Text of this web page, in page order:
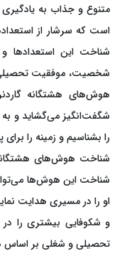
متنوع و جذاب به یادگیری
است که سرشار از
شناخت این استعدادها
شخصیت، موفقیت تحصیلی
هوش‌های هشتگانه
شگفت‌انگیز می‌گشاید و
را بشناسیم و زمینه را
شناخت هوش‌های
شناخت این هوش‌ها
او را در مسیری هدایت
و شکوفایی بیشتری را
تحصیلی و شغلی بر اساس